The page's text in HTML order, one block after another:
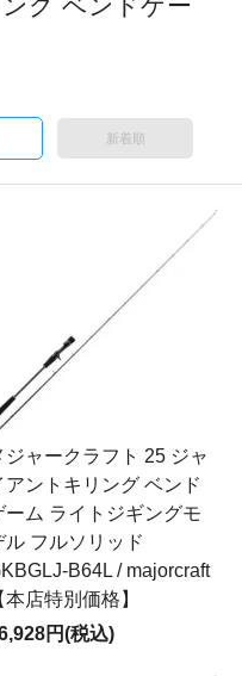
グ ベンドゲー
新着順
ジャークラフト 25 ジャ
アントキリング ベンド
ーム ライトジギングモ
ル フルソリッド
B64L / majorcraft
本店特別価格】
円(税込)